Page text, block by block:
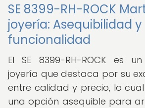
SE 8399-RH-ROCK
joyería: Asequibilidad y
funcionalidad
El SE 8399-RH-ROCK es
joyería que destaca por su
entre calidad y precio, lo
una opción asequible para